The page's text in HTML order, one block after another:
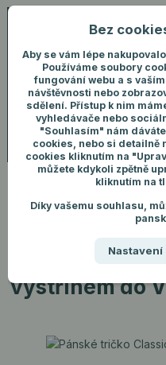
+420 731 292 460
Úvod Pánské oblečení Trička
Pánské tričko
výstřihem do
Bez
Aby se vám lépe
Používáme soubory
fungování webu a s
návštěvnosti nebo
sdělení. Přístup k nim
vyhledávače nebo
"Souhlasím" nám
cookies, nebo si detailně
cookies kliknutím na
můžete kdykoli zpětně
kliknutím na
Díky vašemu souhlasu,
Nastavení